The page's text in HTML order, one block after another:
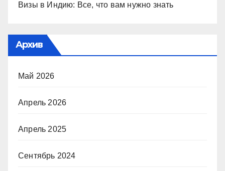
Визы в Индию: Все, что вам нужно знать
Архив
Май 2026
Апрель 2026
Апрель 2025
Сентябрь 2024